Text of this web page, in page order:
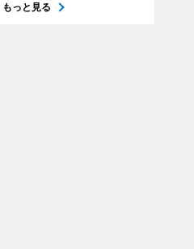
もっと見る